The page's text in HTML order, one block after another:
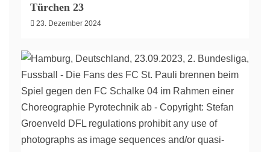
Türchen 23
23. Dezember 2024